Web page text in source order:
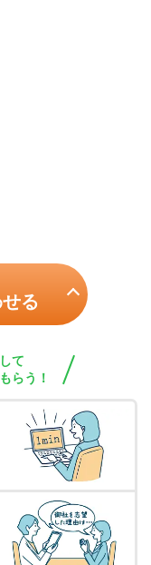
る
て
らう！